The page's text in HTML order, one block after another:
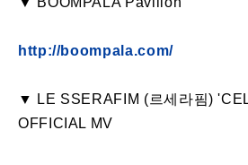
http://boompala.com/
▼ LE SSERAFIM (르세라핌)
OFFICIAL MV